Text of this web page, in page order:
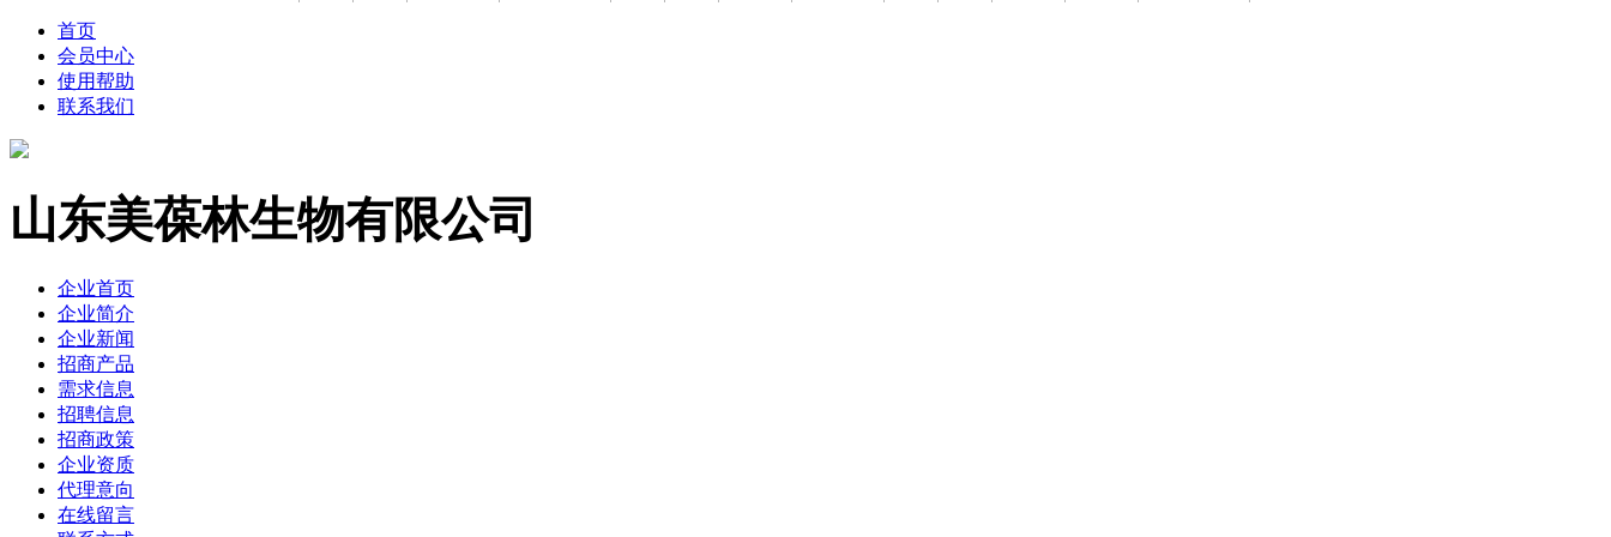
首页
会员中心
使用帮助
联系我们
山东美葆林生物有限公司
企业首页
企业简介
企业新闻
招商产品
需求信息
招聘信息
招商政策
企业资质
代理意向
在线留言